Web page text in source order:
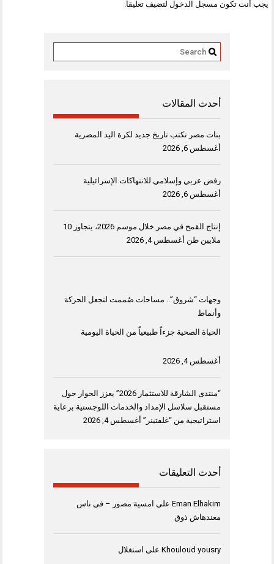
يجب أنت تكون مسجل الدخول لتضيف تعليقاً.
أحدث المقالات
بنات مصر تكتب تاريخ جديد لكرة اليد المصرية
أغسطس 6, 2026
رفض عربي وإسلامي للانتهاكات الإسرائيلية
أغسطس 6, 2026
إنتاج القمح في مصر خلال موسم 2026، يتجاوز 10
ملايين طن أغسطس 4, 2026
وجهات “شروق”.. مساحات صُممت لتجعل الحركة
وأنماط
الحياة الصحية جزءاً طبيعياً من الحياة اليومية
أغسطس 4, 2026
“منتدى الشارقة للاستثمار 2026” يعزز الحوار حول
مستقبل سلاسل الإمداد والخدمات اللوجستية برعاية
استراتيجية من “غلفتينر” أغسطس 4, 2026
أحدث التعليقات
Eman Elhakim على امسية مصور – فى ناس
معندهاش ذوق
Khouloud yousry على استغلال